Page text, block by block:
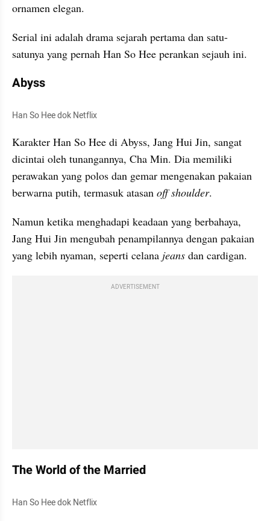
ornamen elegan.
Serial ini adalah drama sejarah pertama dan satu-
satunya yang pernah Han So Hee perankan sejauh ini.
Abyss
Han So Hee dok Netflix
Karakter Han So Hee di Abyss, Jang Hui Jin, sangat
dicintai oleh tunangannya, Cha Min. Dia memiliki
perawakan yang polos dan gemar mengenakan pakaian
berwarna putih, termasuk atasan off shoulder.
Namun ketika menghadapi keadaan yang berbahaya,
Jang Hui Jin mengubah penampilannya dengan pakaian
yang lebih nyaman, seperti celana jeans dan cardigan.
ADVERTISEMENT
The World of the Married
Han So Hee dok Netflix